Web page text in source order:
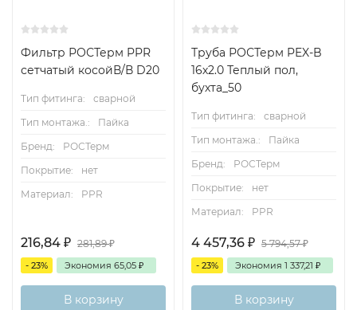
Фильтр РОСТерм PPR
сетчатый косойВ/В D20
Тип фитинга:
сварной
Тип монтажа.:
Пайка
Бренд:
РОСТерм
Покрытие:
нет
Материал:
PPR
216,84 ₽ 281,89₽
- 23% Экономия 65,05 ₽
В корзину
Труба РОСТерм PEX-B
16х2.0 Теплый пол,
бухта_50
Тип фитинга:
сварной
Тип монтажа.:
Пайка
Бренд:
РОСТерм
Покрытие:
нет
Материал:
PPR
4 457,36 ₽ 5 794,57₽
- 23% Экономия 1 337,21 ₽
В корзину